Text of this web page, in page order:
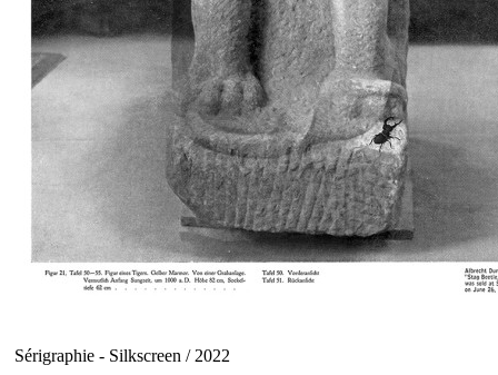
Sérigraphie - Silkscreen / 2022